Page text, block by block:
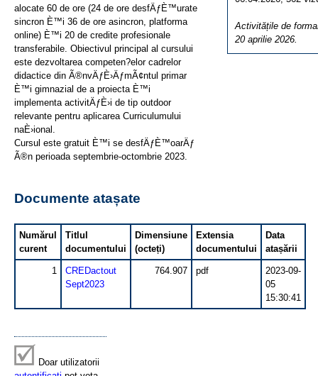
Activitățile de
20 aprilie 2026.
alocate 60 de ore (24 de ore desfÄƒÈ™urate
sincron È™i 36 de ore asincron, platforma
online) È™i 20 de credite profesionale
transferabile. Obiectivul principal al cursului
este dezvoltarea competen?elor cadrelor
didactice din Ã®nvÄƒÈ›ÄƒmÃ¢ntul primar
È™i gimnazial de a proiecta È™i
implementa activitÄƒÈ›i de tip outdoor
relevante pentru aplicarea Curriculumului
naÈ›ional.
Cursul este gratuit È™i se desfÄƒÈ™oarÄƒ
Ã®n perioada septembrie-octombrie 2023.
Documente atașate
Numărul
curent
Titlul
documentului
Dimensiune
(octeți)
Extensia
documentului
Data
atașării
1
CREDactout
Sept2023
764.907 pdf
2023-09-
05
15:30:41
Doar utilizatorii